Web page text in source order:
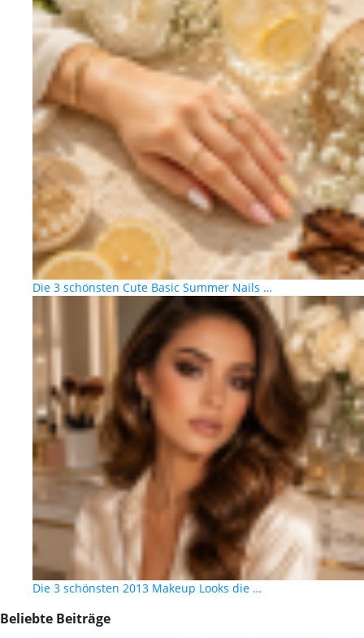
Die 3 schönsten Cute Basic Summer Nails …
Die 3 schönsten 2013 Makeup Looks die …
Beliebte Beiträge